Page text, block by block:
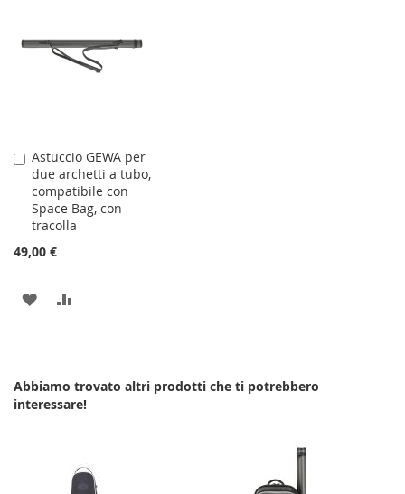
Astuccio GEWA per
due archetti a tubo,
compatibile con
Space Bag, con
tracolla
49,00 €
Aggiungi
al
Carrello
AGGIUNGI
DESIDERI
Abbiamo trovato altri prodotti che ti potrebbero
interessare!